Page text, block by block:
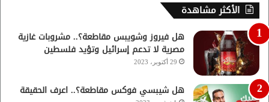
الأكثر مشاهدة
هل فيروز وشويبس مقاطعة؟.. مشروبات غازية
مصرية لا تدعم إسرائيل وتؤيد فلسطين
29 أكتوبر، 2023
هل شيبسي فوكس مقاطعة؟.. اعرف الحقيقة